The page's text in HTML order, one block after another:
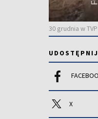
30 grudnia w
UDOSTĘPNIJ
X